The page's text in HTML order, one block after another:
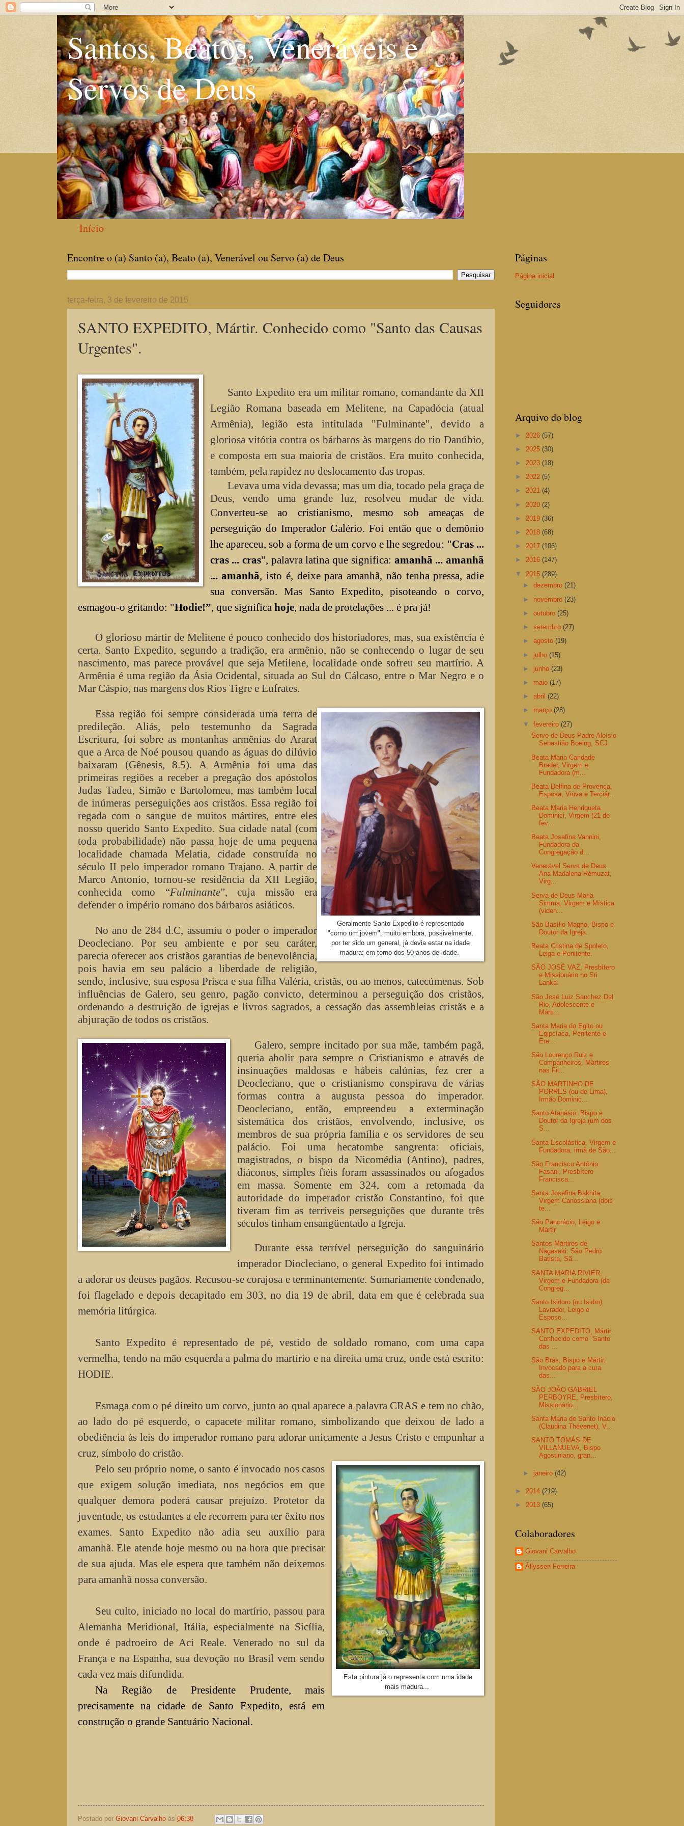
Santos, Beatos, Veneráveis e
Servos de Deus
Início
Encontre o (a) Santo (a), Beato (a), Venerável ou Servo (a) de Deus
terça-feira, 3 de fevereiro de 2015
SANTO EXPEDITO, Mártir. Conhecido como "Santo das Causas
Urgentes".
Santo Expedito era um militar romano, comandante da XII
Legião Romana baseada em Melitene, na Capadócia (atual
Armênia), legião esta intitulada "Fulminante", devido a
gloriosa vitória contra os bárbaros às margens do rio Danúbio,
e composta em sua maioria de cristãos. Era muito conhecida,
também, pela rapidez no deslocamento das tropas.
Levava uma vida devassa; mas um dia, tocado pela graça de
Deus, vendo uma grande luz, resolveu mudar de vida.
Converteu-se ao cristianismo, mesmo sob ameaças de
perseguição do Imperador Galério. Foi então que o demônio
lhe apareceu, sob a forma de um corvo e lhe segredou: "Cras ...
cras ... cras", palavra latina que significa: amanhã ... amanhã
... amanhã, isto é, deixe para amanhã, não tenha pressa, adie
sua conversão. Mas Santo Expedito, pisoteando o corvo,
esmagou-o gritando: "Hodie!”, que significa hoje, nada de protelações ... é pra já!
O glorioso mártir de Melitene é pouco conhecido dos historiadores, mas, sua existência é
certa. Santo Expedito, segundo a tradição, era armênio, não se conhecendo o lugar de seu
nascimento, mas parece provável que seja Metilene, localidade onde sofreu seu martírio. A
Armênia é uma região da Ásia Ocidental, situada ao Sul do Cálcaso, entre o Mar Negro e o
Mar Cáspio, nas margens dos Rios Tigre e Eufrates.
Geralmente Santo Expedito é representado
"como um jovem", muito embora, possivelmente,
por ter sido um general, já devia estar na idade
madura: em torno dos 50 anos de idade.
Essa região foi sempre considerada uma terra de
predileção. Aliás, pelo testemunho da Sagrada
Escritura, foi sobre as montanhas armênias do Ararat
que a Arca de Noé pousou quando as águas do dilúvio
baixaram (Gênesis, 8.5). A Armênia foi uma das
primeiras regiões a receber a pregação dos apóstolos
Judas Tadeu, Simão e Bartolomeu, mas também local
de inúmeras perseguições aos cristãos. Essa região foi
regada com o sangue de muitos mártires, entre eles
nosso querido Santo Expedito. Sua cidade natal (com
toda probabilidade) não passa hoje de uma pequena
localidade chamada Melatia, cidade construída no
século II pelo imperador romano Trajano.A partir de
Marco Antonio, tornou-se residência da XII Legião,
conhecida como “Fulminante”, cuja missão era
defender o império romano dos bárbaros asiáticos.
No ano de 284 d.C, assumiu o poder o imperador
Deocleciano. Por seu ambiente e por seu caráter,
parecia oferecer aos cristãos garantias de benevolência,
pois havia em seu palácio a liberdade de religião,
sendo, inclusive, sua esposa Prisca e sua filha Valéria, cristãs, ou ao menos, catecúmenas. Sob
influências de Galero, seu genro, pagão convicto, determinou a perseguição dos cristãos,
ordenando a destruição de igrejas e livros sagrados, a cessação das assembleias cristãs e a
abjuração de todos os cristãos.
Galero, sempre incitado por sua mãe, também pagã,
queria abolir para sempre o Cristianismo e através de
insinuações maldosas e hábeis calúnias, fez crer a
Deocleciano, que o cristianismo conspirava de várias
formas contra a augusta pessoa do imperador.
Deocleciano, então, empreendeu a exterminação
sistemática dos cristãos, envolvendo, inclusive, os
membros de sua própria família e os servidores de seu
palácio. Foi uma hecatombe sangrenta: oficiais,
magistrados, o bispo da Nicomédia (Antino), padres,
diáconos, simples fiéis foram assassinados ou afogados
em massa. Somente em 324, com a retomada da
autoridade do imperador cristão Constantino, foi que
tiveram fim as terríveis perseguições que durante três
séculos tinham ensangüentado a Igreja.
Durante essa terrível perseguição do sanguinário
imperador Diocleciano, o general Expedito foi intimado
a adorar os deuses pagãos. Recusou-se corajosa e terminantemente. Sumariamente condenado,
foi flagelado e depois decapitado em 303, no dia 19 de abril, data em que é celebrada sua
memória litúrgica.
Santo Expedito é representado de pé, vestido de soldado romano, com uma capa
vermelha, tendo na mão esquerda a palma do martírio e na direita uma cruz, onde está escrito:
HODIE.
Esmaga com o pé direito um corvo, junto ao qual aparece a palavra CRAS e tem no chão,
ao lado do pé esquerdo, o capacete militar romano, simbolizando que deixou de lado a
obediência às leis do imperador romano para adorar unicamente a Jesus Cristo e empunhar a
cruz, símbolo do cristão.
Esta pintura já o representa com uma idade
mais madura...
Pelo seu próprio nome, o santo é invocado nos casos
que exigem solução imediata, nos negócios em que
qualquer demora poderá causar prejuízo. Protetor da
juventude, os estudantes a ele recorrem para ter êxito nos
exames. Santo Expedito não adia seu auxílio para
amanhã. Ele atende hoje mesmo ou na hora que precisar
de sua ajuda. Mas ele espera que também não deixemos
para amanhã nossa conversão.
Seu culto, iniciado no local do martírio, passou para
Alemanha Meridional, Itália, especialmente na Sicília,
onde é padroeiro de Aci Reale. Venerado no sul da
França e na Espanha, sua devoção no Brasil vem sendo
cada vez mais difundida.
Na Região de Presidente Prudente, mais
precisamente na cidade de Santo Expedito, está em
construção o grande Santuário Nacional.
Postado por Giovani Carvalho às 06:38
Páginas
Página inicial
Seguidores
Arquivo do blog
► 2026 (57)
► 2025 (30)
► 2023 (18)
► 2022 (5)
► 2021 (4)
► 2020 (2)
► 2019 (36)
► 2018 (68)
► 2017 (106)
► 2016 (147)
▼ 2015 (289)
►dezembro(21)
► novembro(23)
►outubro(25)
►setembro(27)
►agosto(19)
► julho(15)
► junho(23)
► maio(17)
►abril(22)
► março(28)
▼fevereiro(27)
Servo de Deus Padre Aloísio
Sebastião Boeing, SCJ
Beata Maria Caridade
Brader, Virgem e
Fundadora (m...
Beata Delfina de Provença,
Esposa, Viúva e Terciár...
Beata Maria Henriqueta
Dominici, Virgem (21 de
fev...
Beata Josefina Vannini,
Fundadora da
Congregação d...
Venerável Serva de Deus
Ana Madalena Rémuzat,
Virg...
Serva de Deus Maria
Simma, Virgem e Mística
(viden...
São Basílio Magno, Bispo e
Doutor da Igreja.
Beata Cristina de Spoleto,
Leiga e Penitente.
SÃO JOSÉ VAZ, Presbítero
e Missionário no Sri
Lanka.
São José Luiz Sanchez Del
Rio, Adolescente e
Márti...
Santa Maria do Egito ou
Egipcíaca, Penitente e
Ere...
São Lourenço Ruiz e
Companheiros, Mártires
nas Fil...
SÃO MARTINHO DE
PORRES (ou de Lima),
Irmão Dominic...
Santo Atanásio, Bispo e
Doutor da Igreja (um dos
S...
Santa Escolástica, Virgem e
Fundadora, irmã de São...
São Francisco Antônio
Fasani, Presbítero
Francisca...
Santa Josefina Bakhita,
Virgem Canossiana (dois
te...
São Pancrácio, Leigo e
Mártir
Santos Mártires de
Nagasaki: São Pedro
Batista, Sã...
SANTA MARIA RIVIER,
Virgem e Fundadora (da
Congreg...
Santo Isidoro (ou Isidro)
Lavrador, Leigo e
Esposo...
SANTO EXPEDITO, Mártir.
Conhecido como "Santo
das ...
São Brás, Bispo e Mártir.
Invocado para a cura
das...
SÃO JOÃO GABRIEL
PERBOYRE, Presbítero,
Missionário...
Santa Maria de Santo Inácio
(Claudina Thévenet), V...
SANTO TOMÁS DE
VILLANUEVA, Bispo
Agostiniano, gran...
► janeiro(42)
► 2014 (219)
► 2013 (65)
Colaboradores
Giovani Carvalho
Állyssen Ferreira